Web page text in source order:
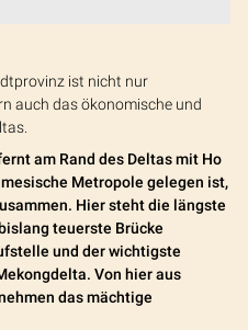
ist nicht nur
auch das ökonomische und
am Rand des Deltas mit Ho
Metropole gelegen ist,
Hier steht die längste
teuerste Brücke
und der wichtigste
Von hier aus
das mächtige